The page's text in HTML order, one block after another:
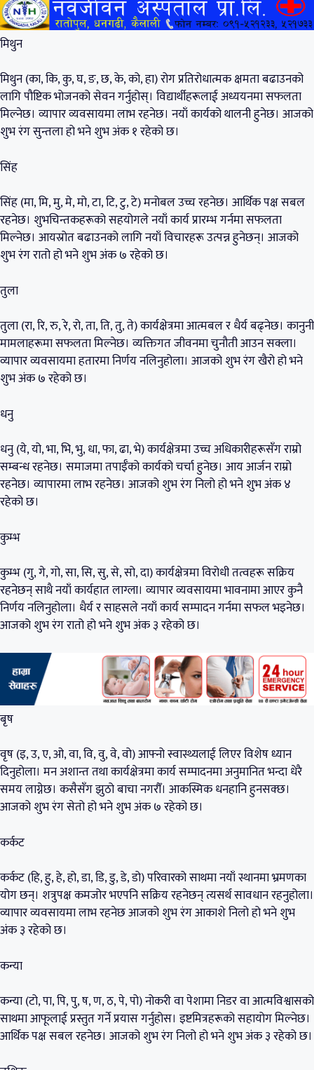
मिथुन
मिथुन (का, कि, कु, घ, ङ, छ, के, को, हा) रोग प्रतिरोधात्मक क्षमता बढाउनको
लागि पौष्टिक भोजनको सेवन गर्नुहोस्। विद्यार्थीहरूलाई अध्ययनमा सफलता
मिल्नेछ। व्यापार व्यवसायमा लाभ रहनेछ। नयाँ कार्यको थालनी हुनेछ। आजको
शुभ रंग सुन्तला हो भने शुभ अंक १ रहेको छ।
सिंह
सिंह (मा, मि, मु, मे, मो, टा, टि, टु, टे) मनोबल उच्च रहनेछ। आर्थिक पक्ष सबल
रहनेछ। शुभचिन्तकहरूको सहयोगले नयाँ कार्य प्रारम्भ गर्नमा सफलता
मिल्नेछ। आयस्रोत बढाउनको लागि नयाँ विचारहरू उत्पन्न हुनेछन्। आजको
शुभ रंग रातो हो भने शुभ अंक ७ रहेको छ।
तुला
तुला (रा, रि, रु, रे, रो, ता, ति, तु, ते) कार्यक्षेत्रमा आत्मबल र धैर्य बढ्नेछ। कानुनी
मामलाहरूमा सफलता मिल्नेछ। व्यक्तिगत जीवनमा चुनौती आउन सक्ला।
व्यापार व्यवसायमा हतारमा निर्णय नलिनुहोला। आजको शुभ रंग खैरो हो भने
शुभ अंक ७ रहेको छ।
धनु
धनु (ये, यो, भा, भि, भु, धा, फा, ढा, भे) कार्यक्षेत्रमा उच्च अधिकारीहरूसँग राम्रो
सम्बन्ध रहनेछ। समाजमा तपाईँको कार्यको चर्चा हुनेछ। आय आर्जन राम्रो
रहनेछ। व्यापारमा लाभ रहनेछ। आजको शुभ रंग निलो हो भने शुभ अंक ४
रहेको छ।
कुम्भ
कुम्भ (गु, गे, गो, सा, सि, सु, से, सो, दा) कार्यक्षेत्रमा विरोधी तत्वहरू सक्रिय
रहनेछन् साथै नयाँ कार्यहात लाग्ला। व्यापार व्यवसायमा भावनामा आएर कुनै
निर्णय नलिनुहोला। धैर्य र साहसले नयाँ कार्य सम्पादन गर्नमा सफल भइनेछ।
आजको शुभ रंग रातो हो भने शुभ अंक ३ रहेको छ।
बृष
वृष (इ, उ, ए, ओ, वा, वि, वु, वे, वो) आफ्नो स्वास्थ्यलाई लिएर विशेष ध्यान
दिनुहोला। मन अशान्त तथा कार्यक्षेत्रमा कार्य सम्पादनमा अनुमानित भन्दा धेरै
समय लाग्नेछ। कसैसँग झुठो बाचा नगरौँ। आकस्मिक धनहानि हुनसक्छ।
आजको शुभ रंग सेतो हो भने शुभ अंक ७ रहेको छ। ‎
कर्कट
कर्कट (हि, हु, हे, हो, डा, डि, डु, डे, डो) परिवारको साथमा नयाँ स्थानमा भ्रमणका
योग छन्। शत्रुपक्ष कमजोर भएपनि सक्रिय रहनेछन् त्यसर्थ सावधान रहनुहोला।
व्यापार व्यवसायमा लाभ रहनेछ आजको शुभ रंग आकाशे निलो हो भने शुभ
अंक ३ रहेको छ।
कन्या
कन्या (टो, पा, पि, पु, ष, ण, ठ, पे, पो) नोकरी वा पेशामा निडर वा आत्मविश्वासको
साथमा आफूलाई प्रस्तुत गर्ने प्रयास गर्नुहोस। इष्टमित्रहरूको सहायोग मिल्नेछ।
आर्थिक पक्ष सबल रहनेछ। आजको शुभ रंग निलो हो भने शुभ अंक ३ रहेको छ।